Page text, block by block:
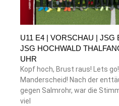
U11 E4 | VORSCHAU | JSG
JSG HOCHWALD
UHR
Kopf hoch, Brust raus! Lets
Manderscheid! Nach der
gegen Salmrohr, war die
viel